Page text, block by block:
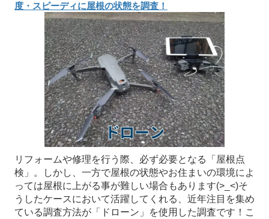
度・スピーディに屋根の状態を調査！
リフォームや修理を行う際、必ず必要となる「屋根点
検」。しかし、一方で屋根の状態やお住まいの環境によ
っては屋根に上がる事が難しい場合もあります(>_<)そ
うしたケースにおいて活躍してくれる、近年注目を集め
ている調査方法が「ドローン」を使用した調査です！こ